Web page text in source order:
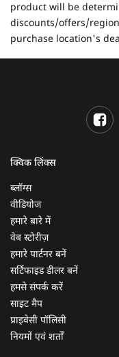
product will be
discounts/offers/
purchase location's
क्विक लिंक्स
ब्लॉग्स
वीडियोज
हमारे बारे में
वेब स्टोरीज़
हमारे पार्टनर बनें
सर्टिफाइड डीलर बनें
हमसे संपर्क करें
साइट मैप
प्राइवेसी पॉलिसी
नियमों एवं शर्तों